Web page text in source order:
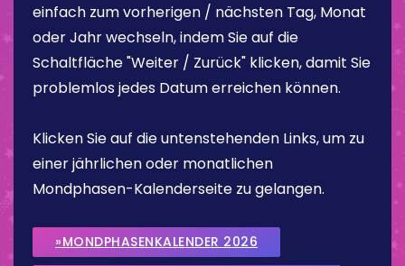
einfach zum vorherigen / nächsten Tag, Monat
oder Jahr wechseln, indem Sie auf die
Schaltfläche "Weiter / Zurück" klicken, damit Sie
problemlos jedes Datum erreichen können.
Klicken Sie auf die untenstehenden Links, um zu
einer jährlichen oder monatlichen
Mondphasen-Kalenderseite zu gelangen.
»MONDPHASENKALENDER 2026